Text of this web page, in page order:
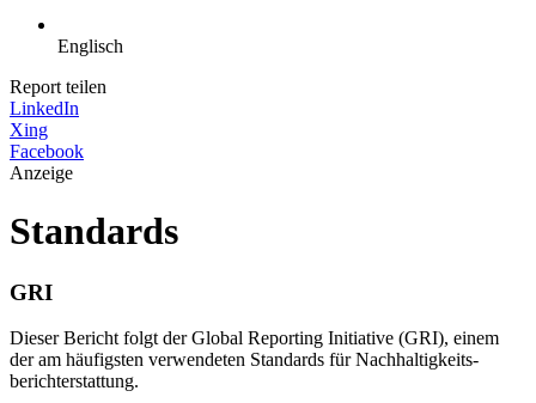
Englisch
Report teilen
LinkedIn
Xing
Facebook
Anzeige
Standards
GRI
Dieser Bericht folgt der Global Reporting Initiative (GRI), einem
der am häufigsten verwendeten Standards für Nachhaltigkeits­
berichterstattung.